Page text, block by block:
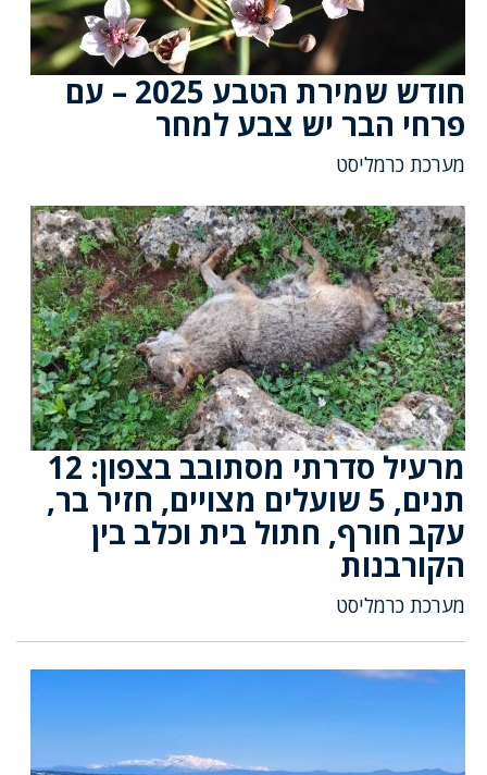
חודש שמירת הטבע 2025 – עם
פרחי הבר יש צבע למחר
מערכת כרמליסט
מרעיל סדרתי מסתובב בצפון: 12
תנים, 5 שועלים מצויים, חזיר בר,
עקב חורף, חתול בית וכלב בין
הקורבנות
מערכת כרמליסט